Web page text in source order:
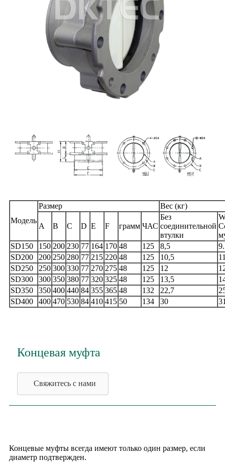
Модель
Размер Вес (кг)
А B C D E F грамм ЧАС
Без
соединительной
втулки
SD150
150 200 230 77 164 170 48 125 8,5
SD200
200 250 280 77 215 220 48 125 10,5
SD250
250 300 330 77 270 275 48 125 12
SD300
300 350 380 77 320 325 48 125 13,5
SD350
350 400 440 84 355 365 48 132 22,7
SD400
400 470 530 84 410 415 50 134 30
Концевая муфта
Свяжитесь с нами
Концевые муфты всегда имеют только один размер, если
диаметр подтвержден.